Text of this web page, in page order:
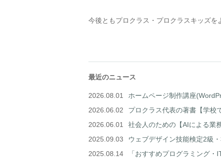
今後ともプロクラス・プロクラスキッズを
最近のニュース
2026.08.01
ホームページ制作講座
2026.06.02
プロクラス代表の著書【学校
2026.06.01
社会人のための【AIによる業
2025.09.03
ウェブデザイン技能検定2級
2025.08.14
「おすすめプログラミング・